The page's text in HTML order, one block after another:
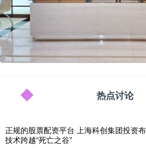
热点讨论
正规的股票配资平台 上海科创集团投资
技术跨越“死亡之谷”